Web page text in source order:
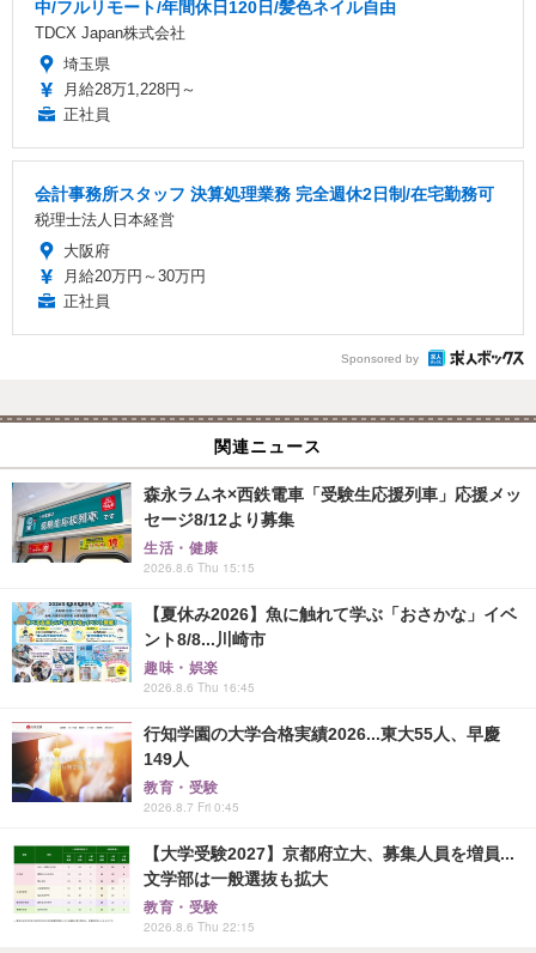
中/フルリモート/年間休日120日/髪色ネイル自由
TDCX Japan株式会社
埼玉県
月給28万1,228円～
正社員
会計事務所スタッフ 決算処理業務 完全週休2日制/在宅勤務可
税理士法人日本経営
大阪府
月給20万円～30万円
正社員
Sponsored by
関連ニュース
森永ラムネ×西鉄電車「受験生応援列車」応援メッ
セージ8/12より募集
生活・健康
2026.8.6 Thu 15:15
【夏休み2026】魚に触れて学ぶ「おさかな」イベ
ント8/8...川崎市
趣味・娯楽
2026.8.6 Thu 16:45
行知学園の大学合格実績2026...東大55人、早慶
149人
教育・受験
2026.8.7 Fri 0:45
【大学受験2027】京都府立大、募集人員を増員...
文学部は一般選抜も拡大
教育・受験
2026.8.6 Thu 22:15